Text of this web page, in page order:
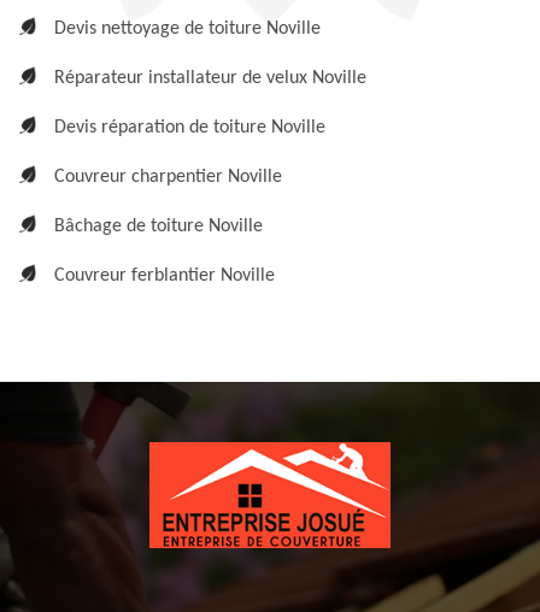
Devis nettoyage de toiture Noville
Réparateur installateur de velux Noville
Devis réparation de toiture Noville
Couvreur charpentier Noville
Bâchage de toiture Noville
Couvreur ferblantier Noville